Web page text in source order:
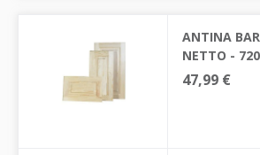
ANTINA
NETTO -
47,99 €